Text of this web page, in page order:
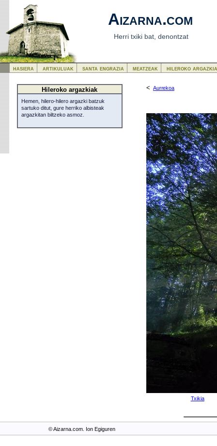
Aizarna.com
Herri txiki bat, denontzat
< Aurrekoa
Txikia
Hileroko argazkiak
Hemen, hilero-hilero argazki batzuk
sartuko ditut, gure herriko albisteak
argazkitan biltzeko asmoz.
hasiera artikuluak santa engrazia meatzeak hileroko
© Aizarna.com. Ion Egiguren